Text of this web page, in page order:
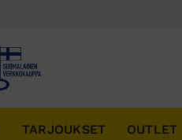
TARJOUKSET OUTLET